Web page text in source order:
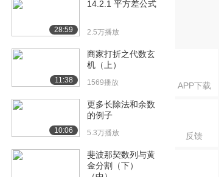
APP下载
反馈
问题（三）（...
问题（四）（...
问题（四）（...
[20] 13-第二章-关于多项
式的问题（上...
28:59
14.2.1 平方差公式
2.5万播放
11:38
商家打折之代数玄
机（上）
1569播放
10:06
更多长除法和余数
的例子
5.3万播放
斐波那契数列与黄
金分割（下）